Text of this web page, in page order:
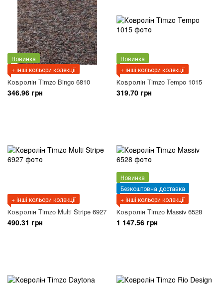
Новинка
+ інші кольори колекції
Ковролін Timzo Bingo 6810
346.96 грн
Новинка
+ інші кольори колекції
Ковролін Timzo Tempo 1015
319.70 грн
+ інші кольори колекції
Ковролін Timzo Multi Stripe 6927
490.31 грн
Новинка
Безкоштовна доставка
+ інші кольори колекції
Ковролін Timzo Massiv 6528
1 147.56 грн